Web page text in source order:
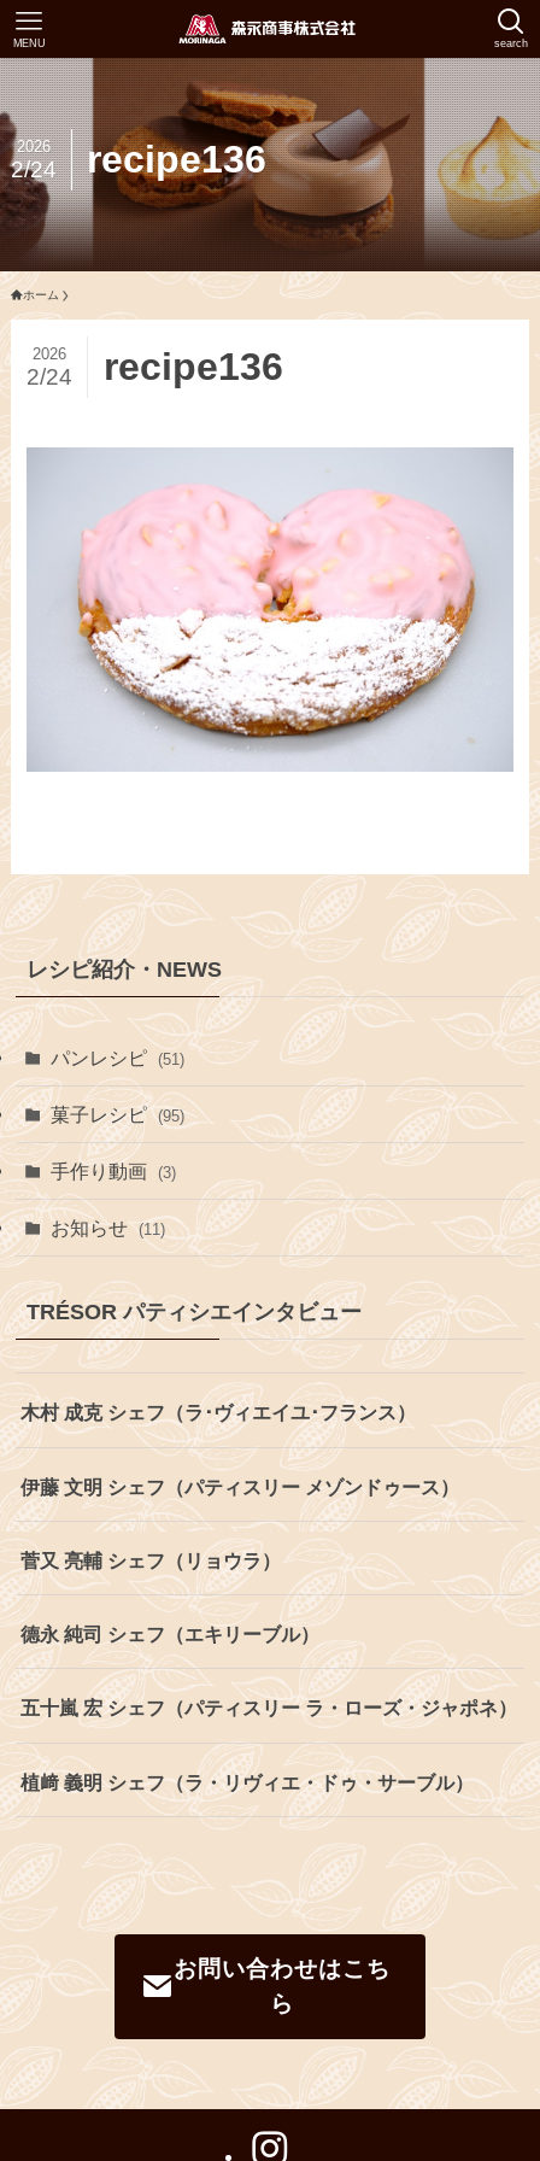
search
MENU
recipe136
2026
2/24
ホーム
recipe136
2026
2/24
レシピ紹介・NEWS
パンレシピ (51)
菓子レシピ (95)
手作り動画 (3)
お知らせ (11)
TRÉSOR パティシエインタビュー
木村 成克 シェフ（ラ･ヴィエイユ･フランス）
伊藤 文明 シェフ（パティスリー メゾンドゥース）
菅又 亮輔 シェフ（リョウラ）
德永 純司 シェフ（エキリーブル）
五十嵐 宏 シェフ（パティスリー ラ・ローズ・ジャポネ）
植﨑 義明 シェフ（ラ・リヴィエ・ドゥ・サーブル）
お問い合わせはこち
ら